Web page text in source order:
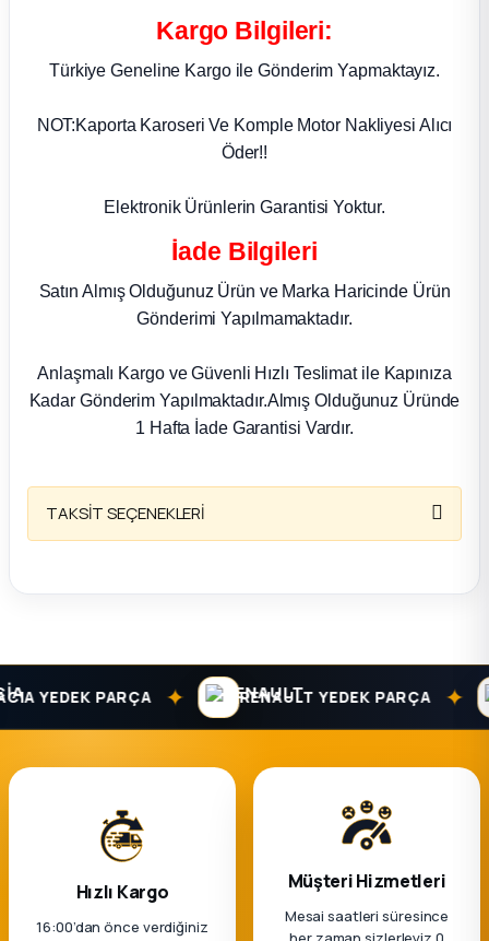
Parça
Kargo Bilgileri:
Türkiye Geneline Kargo ile Gönderim Yapmaktayız.
NOT:Kaporta Karoseri Ve Komple Motor Nakliyesi Alıcı
Öder!!
Elektronik Ürünlerin Garantisi Yoktur.
İade Bilgileri
Satın Almış Olduğunuz Ürün ve Marka Haricinde Ürün
Gönderimi Yapılmamaktadır.
Anlaşmalı Kargo ve Güvenli Hızlı Teslimat ile Kapınıza
Kadar Gönderim Yapılmaktadır.Almış Olduğunuz Üründe
1 Hafta İade Garantisi Vardır.
TAKSİT SEÇENEKLERİ
YEDEK PARÇA ✦ RENAULT YEDEK PARÇA ✦
Hızlı Kargo
16:00’dan önce verdiğiniz
Müşteri Hizmetleri
Mesai saatleri süresince